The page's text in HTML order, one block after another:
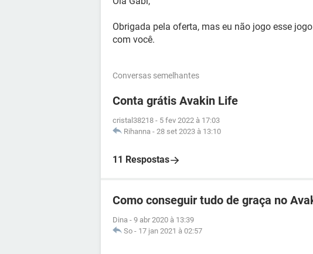
Obrigada pela oferta, mas eu não jogo esse
com você.
Conversas semelhantes
Conta grátis Avakin Life
cristal38218 - 5 fev 2022 à 17:03
Rihanna - 28 set 2023 à 13:10
11 Respostas
Como conseguir tudo de graça no
Dina - 9 abr 2020 à 13:39
So - 17 jan 2021 à 02:57